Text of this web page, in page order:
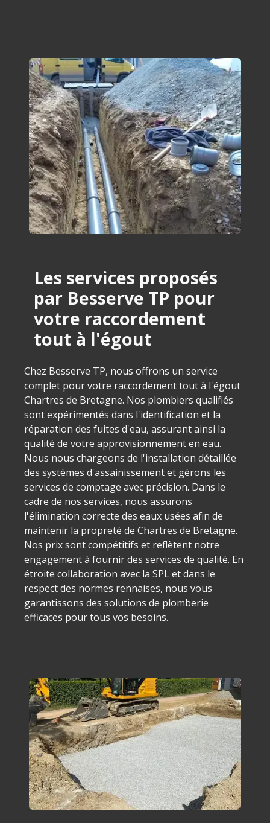
Les services proposés
par Besserve TP pour
votre raccordement
tout à l'égout
Chez Besserve TP, nous offrons un service
complet pour votre raccordement tout à l'égout
Chartres de Bretagne. Nos plombiers qualifiés
sont expérimentés dans l'identification et la
réparation des fuites d'eau, assurant ainsi la
qualité de votre approvisionnement en eau.
Nous nous chargeons de l'installation détaillée
des systèmes d'assainissement et gérons les
services de comptage avec précision. Dans le
cadre de nos services, nous assurons
l'élimination correcte des eaux usées afin de
maintenir la propreté de Chartres de Bretagne.
Nos prix sont compétitifs et reflètent notre
engagement à fournir des services de qualité. En
étroite collaboration avec la SPL et dans le
respect des normes rennaises, nous vous
garantissons des solutions de plomberie
efficaces pour tous vos besoins.